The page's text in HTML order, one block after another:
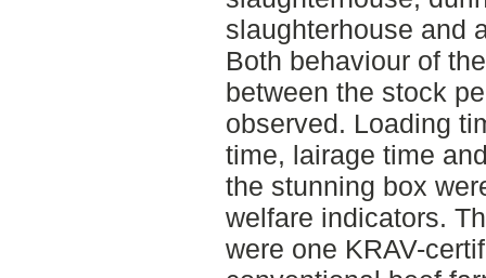
slaughterhouse and
Both behaviour of
between the stock
observed. Loading
time, lairage time
the stunning box
welfare indicators.
were one KRAV-